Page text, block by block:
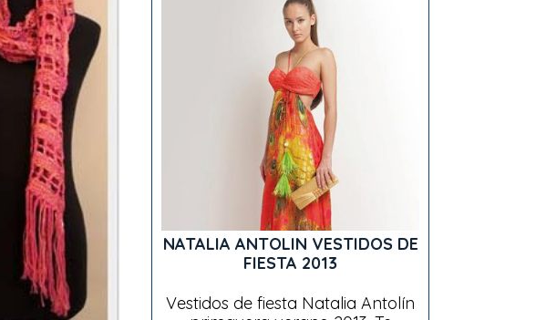
NATALIA ANTOLIN VESTIDOS DE
FIESTA 2013
Vestidos de fiesta Natalia Antolín